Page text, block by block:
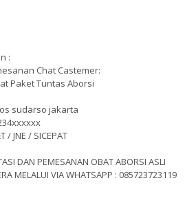
:
Chat Castemer:
Paket Tuntas Aborsi
sudarso jakarta
/ JNE / SICEPAT
DAN PEMESANAN OBAT ABORSI ASLI
MELALUI VIA WHATSAPP : 085723723119